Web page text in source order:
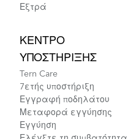
Εξτρά
ΚΈΝΤΡΟ
ΥΠΟΣΤΉΡΙΞΗΣ
Tern Care
7ετής υποστήριξη
Εγγραφή ποδηλάτου
Μεταφορά εγγύησης
Εγγύηση